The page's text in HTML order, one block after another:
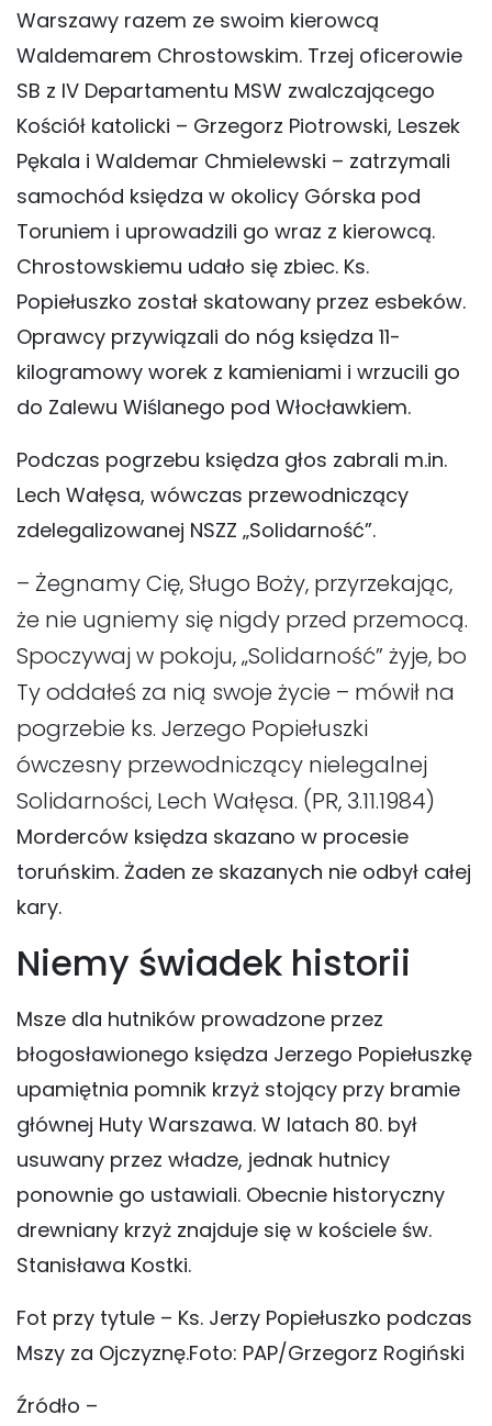
Warszawy razem ze swoim kierowcą
Waldemarem Chrostowskim. Trzej oficerowie
SB z IV Departamentu MSW zwalczającego
Kościół katolicki – Grzegorz Piotrowski, Leszek
Pękala i Waldemar Chmielewski – zatrzymali
samochód księdza w okolicy Górska pod
Toruniem i uprowadzili go wraz z kierowcą.
Chrostowskiemu udało się zbiec. Ks.
Popiełuszko został skatowany przez esbeków.
Oprawcy przywiązali do nóg księdza 11-
kilogramowy worek z kamieniami i wrzucili go
do Zalewu Wiślanego pod Włocławkiem.
Podczas pogrzebu księdza głos zabrali m.in.
Lech Wałęsa, wówczas przewodniczący
zdelegalizowanej NSZZ „Solidarność”.
– Żegnamy Cię, Sługo Boży, przyrzekając,
że nie ugniemy się nigdy przed przemocą.
Spoczywaj w pokoju, „Solidarność” żyje, bo
Ty oddałeś za nią swoje życie – mówił na
pogrzebie ks. Jerzego Popiełuszki
ówczesny przewodniczący nielegalnej
Solidarności, Lech Wałęsa. (PR, 3.11.1984)
Morderców księdza skazano w procesie
toruńskim. Żaden ze skazanych nie odbył całej
kary.
Niemy świadek historii
Msze dla hutników prowadzone przez
błogosławionego księdza Jerzego Popiełuszkę
upamiętnia pomnik krzyż stojący przy bramie
głównej Huty Warszawa. W latach 80. był
usuwany przez władze, jednak hutnicy
ponownie go ustawiali. Obecnie historyczny
drewniany krzyż znajduje się w kościele św.
Stanisława Kostki.
Fot przy tytule – Ks. Jerzy Popiełuszko podczas
Mszy za Ojczyznę.Foto: PAP/Grzegorz Rogiński
Źródło –